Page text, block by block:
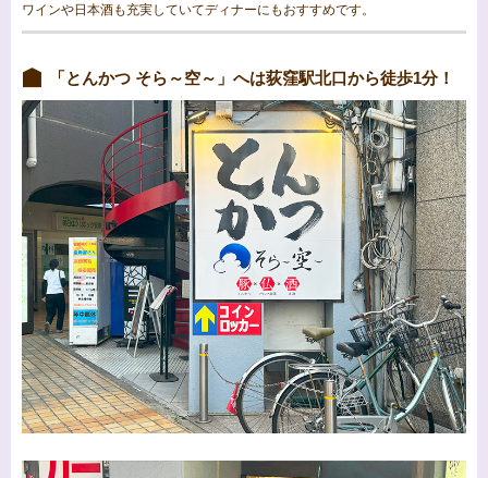
ワインや日本酒も充実していてディナーにもおすすめです。
「とんかつ そら～空～」へは荻窪駅北口から徒歩1分！